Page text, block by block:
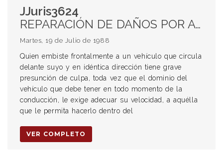
JJuris3624
REPARACIÓN DE DAÑOS POR ACCIDENTES DE TRÁNSITO. Culpabilidad Rodado embistente Presunción de culpa
Martes, 19 de Julio de 1988
Quien embiste frontalmente a un vehículo que circula
delante suyo y en idéntica dirección tiene grave
presunción de culpa, toda vez que el dominio del
vehículo que debe tener en todo momento de la
conducción, le exige adecuar su velocidad, a aquélla
que le permita hacerlo dentro del
VER COMPLETO